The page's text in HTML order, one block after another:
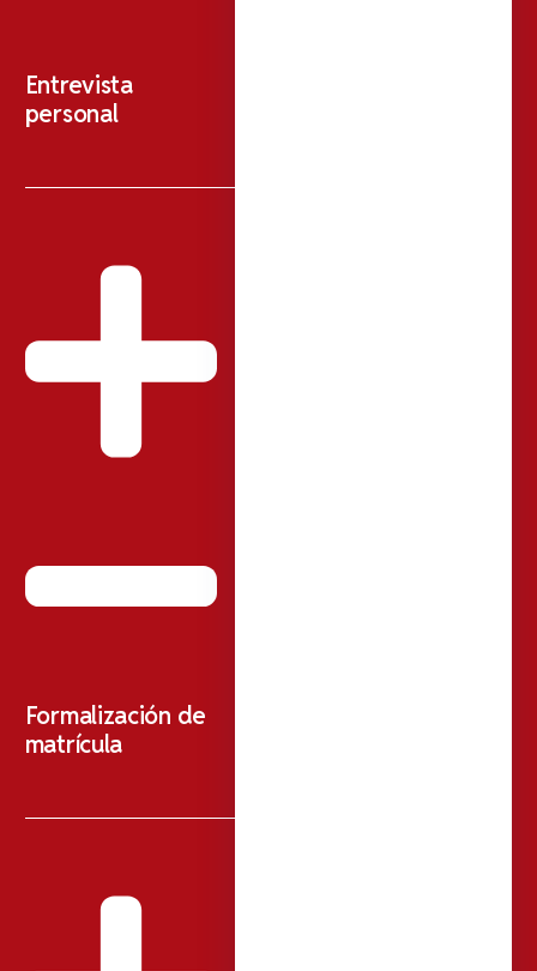
Entrevista
personal
Formalización de
matrícula